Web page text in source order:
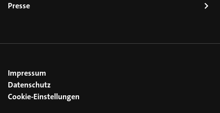
Presse
Impressum
Datenschutz
Cookie-Einstellungen